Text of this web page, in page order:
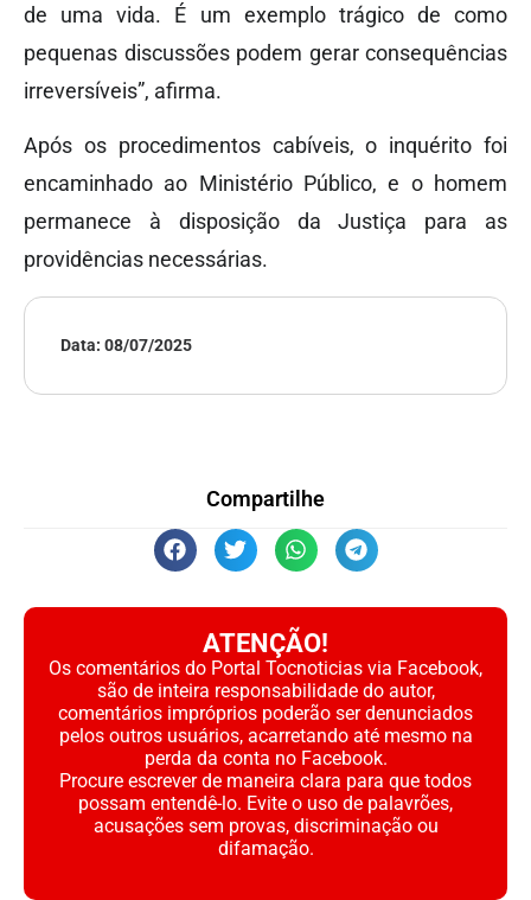
de uma vida. É um exemplo trágico de como
pequenas discussões podem gerar consequências
irreversíveis”, afirma.
Após os procedimentos cabíveis, o inquérito foi
encaminhado ao Ministério Público, e o homem
permanece à disposição da Justiça para as
providências necessárias.
Data: 08/07/2025
Compartilhe
ATENÇÃO!
Os comentários do Portal Tocnoticias via Facebook,
são de inteira responsabilidade do autor,
comentários impróprios poderão ser denunciados
pelos outros usuários, acarretando até mesmo na
perda da conta no Facebook.
Procure escrever de maneira clara para que todos
possam entendê-lo. Evite o uso de palavrões,
acusações sem provas, discriminação ou
difamação.